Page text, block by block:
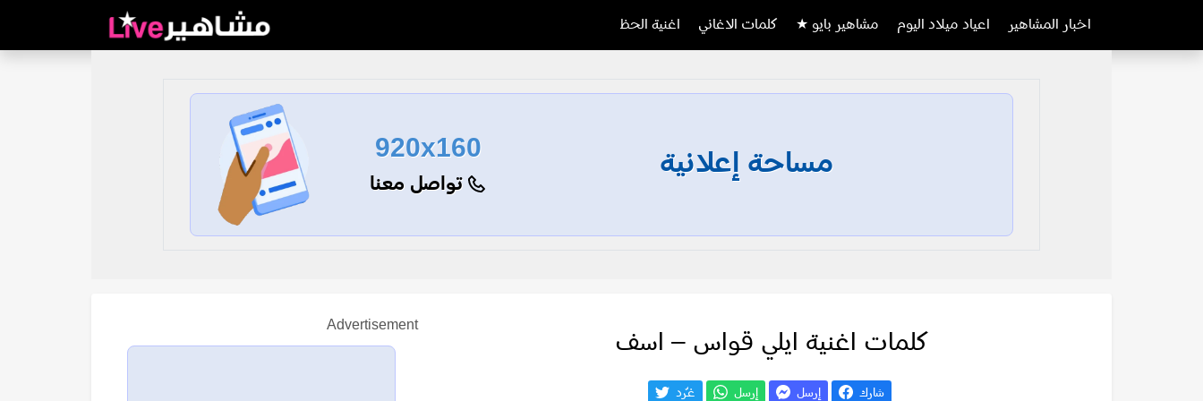
اخبار المشاهير اعياد ميلاد اليوم مشاهير بايو ★ كلمات الاغاني اغنية الحظ
مساحة إعلانية
920x160
تواصل معنا
كلمات اغنية ايلي قواس – اسف
شارك إرسل إرسل غـّرد
Advertisement